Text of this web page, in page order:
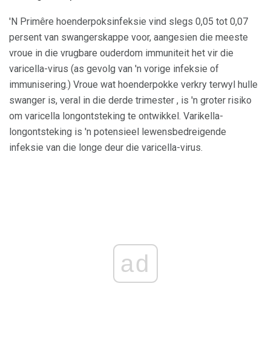
'N Primêre hoenderpoksinfeksie vind slegs 0,05 tot 0,07
persent van swangerskappe voor, aangesien die meeste
vroue in die vrugbare ouderdom immuniteit het vir die
varicella-virus (as gevolg van 'n vorige infeksie of
immunisering.) Vroue wat hoenderpokke verkry terwyl hulle
swanger is, veral in die derde trimester , is 'n groter risiko
om varicella longontsteking te ontwikkel. Varikella-
longontsteking is 'n potensieel lewensbedreigende
infeksie van die longe deur die varicella-virus.
ad